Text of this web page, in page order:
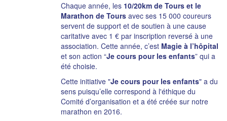
Chaque année, les 10/20km de Tours et le
Marathon de Toursavec ses 15 000 coureurs
servent de support et de soutien à une cause
caritative avec 1 € par inscription reversé à une
association. Cette année, c’est Magie à l’hôpital
et son action “Je cours pour les enfants” qui a
été choisie.
Cette initiative "Je cours pour les enfants" a du
sens puisqu’elle correspond à l'éthique du
Comité d’organisation et a été créée sur notre
marathon en 2016.